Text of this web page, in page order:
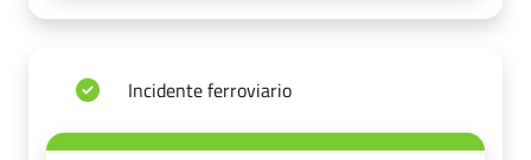
Incidente ferroviario